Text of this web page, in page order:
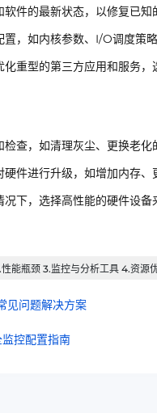
软件的最新状态，以修复已知
，如内核参数、I/O调度策
化重型的第三方应用和服务，
查，如清理灰尘、更换老化
件进行升级，如增加内存、
况下，选择高性能的硬件设备
能瓶颈 3.监控与分析工具 4.资源
见问题解决方案
控配置指南